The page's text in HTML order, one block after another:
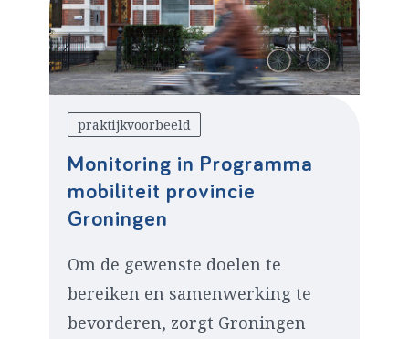
praktijkvoorbeeld
Monitoring in Programma
mobiliteit provincie
Groningen
Om de gewenste doelen te
bereiken en samenwerking te
bevorderen, zorgt Groningen